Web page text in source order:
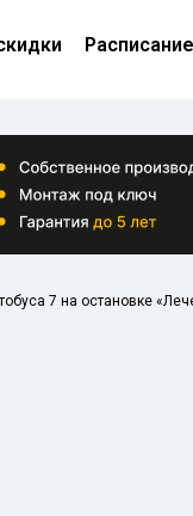
Расписание
7 на остановке